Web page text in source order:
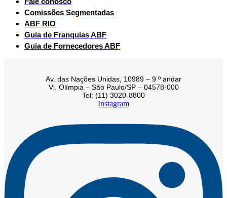
Comissões Segmentadas
ABF RIO
Guia de Franquias ABF
Guia de Fornecedores ABF
Av. das Nações Unidas, 10989 – 9 º andar
Vl. Olímpia – São Paulo/SP – 04578-000
Tel: (11) 3020-8800
Instagram